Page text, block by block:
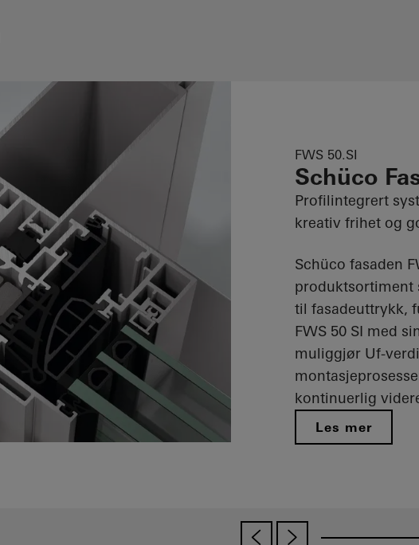
FWS 50.SI
Schüco
Profilintegrert
kreativ frihet og
Schüco fasaden
produktsortiment
til fasadeuttrykk,
FWS 50 SI med
muliggjør Uf-
kontinuerlig
Les mer